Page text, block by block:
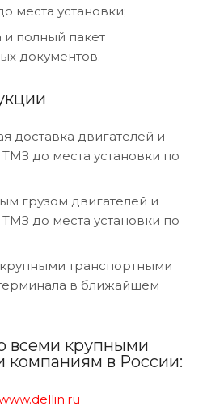
места установки;
и полный пакет
документов.
доставка двигателей и
до места установки по
грузом двигателей и
до места установки по
транспортными
в ближайшем
всеми крупными
компаниям в России: